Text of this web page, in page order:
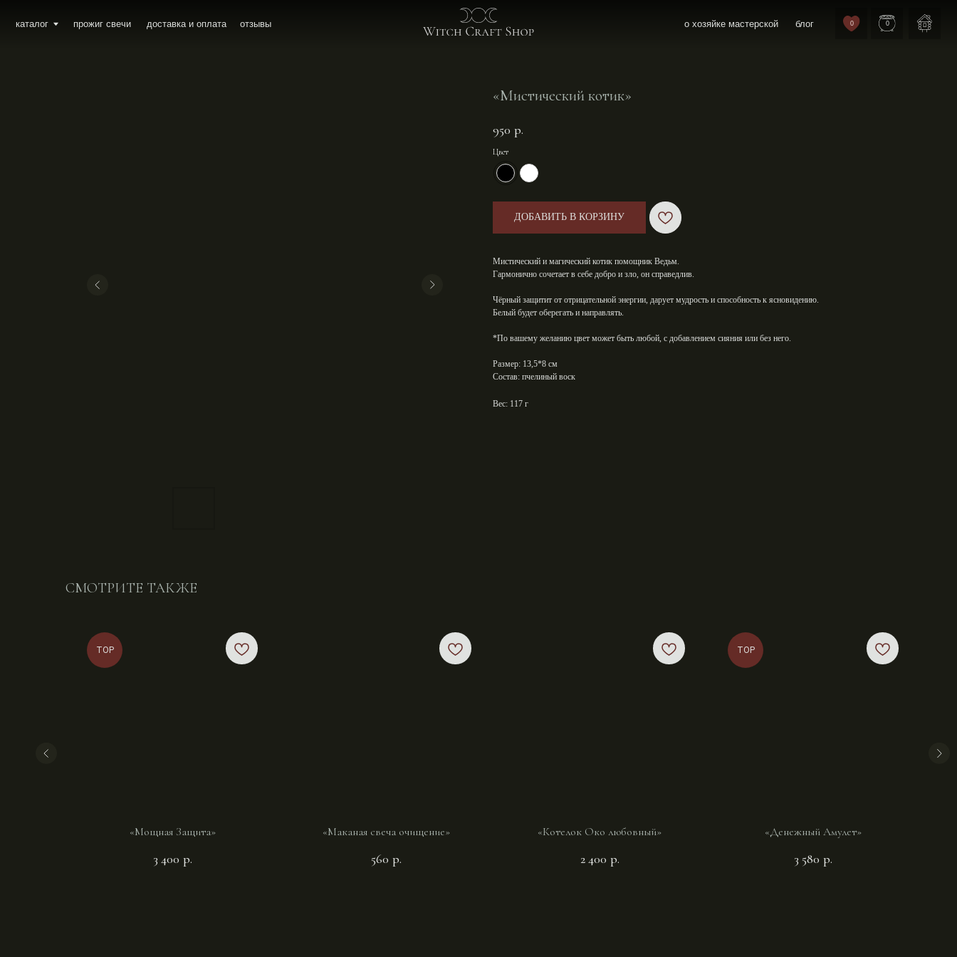
каталог прожиг свечи доставка и оплата отзывы о хозяйке мастерской блог 0
«Мистический котик»⁣⁣
950 р.
Цвет
ДОБАВИТЬ В КОРЗИНУ
Мистический и магический котик помощник Ведьм.
Гармонично⁣⁣ сочетает в себе добро и зло, он справедлив.
Чёрный защитит от отрицательной энергии, дарует мудрость и способность к ясновидению.⁣⁣
Белый будет оберегать и направлять.⁣⁣
*По вашему желанию цвет может быть любой, с добавлением сияния или без него.⁣⁣
Размер: 13,5*8 см
Состав: пчелиный воск
Вес: 117 г
СМОТРИТЕ ТАКЖЕ
TOP
«Мощная Защита»
3 400 р.
«Маканая свеча очищение»
560 р.
«Котелок Око любовный»
2 400 р.
TOP
«Денежный Амулет»
3 580 р.